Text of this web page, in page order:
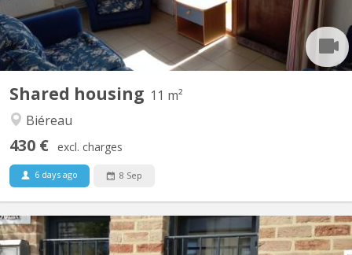
Shared housing 11 m²
Biéreau
430 € excl. charges
6 days ago 8 Sep
KV 2081